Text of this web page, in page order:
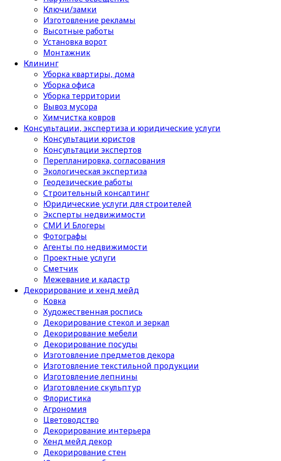
Ключи/замки
Изготовление рекламы
Высотные работы
Установка ворот
Монтажник
Клининг
Уборка квартиры, дома
Уборка офиса
Уборка территории
Вывоз мусора
Химчистка ковров
Консультации, экспертиза и юридические услуги
Консультации юристов
Консультации экспертов
Перепланировка, согласования
Экологическая экспертиза
Геодезические работы
Строительный консалтинг
Юридические услуги для строителей
Эксперты недвижимости
СМИ И Блогеры
Фотографы
Агенты по недвижимости
Проектные услуги
Сметчик
Межевание и кадастр
Декорирование и хенд мейд
Ковка
Художественная роспись
Декорирование стекол и зеркал
Декорирование мебели
Декорирование посуды
Изготовление предметов декора
Изготовление текстильной продукции
Изготовление лепнины
Изготовление скульптур
Флористика
Агрономия
Цветоводство
Декорирование интерьера
Хенд мейд декор
Декорирование стен